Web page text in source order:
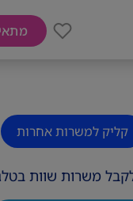
קליק למשרות אחרות
משרות שוות